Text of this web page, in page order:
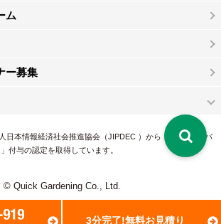
3分完了!無料お見積り
ム
ー募集
日本情報経済社会推進協会（JIPDEC ）から 、「 プライバ
付与の認定を取得しています。
© Quick Gardening Co., Ltd.